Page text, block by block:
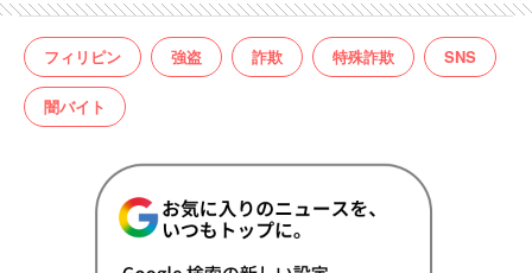
フィリピン 強盗 詐欺 特殊詐欺 SNS
闇バイト